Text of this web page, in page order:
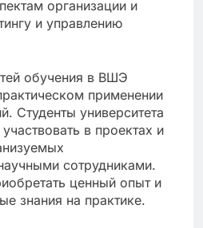
организации и
и управлению
обучения в ВШЭ
применении
Студенты университета
в проектах и
сотрудниками.
ценный опыт и
знания на практике.